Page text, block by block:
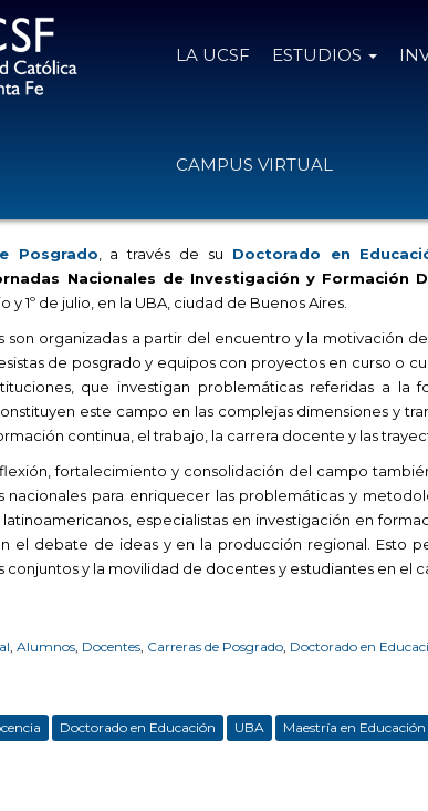
LA UCSF ESTUDIOS
CAMPUS VIRTUAL
Posgrado , a través de su Doctorado en
Nacionales de Investigación y Formación
y 1º de julio, en la UBA, ciudad de Buenos Aires.
son organizadas a partir del encuentro y la motivación
de posgrado y equipos con proyectos en curso o
que investigan problemáticas referidas a la
este campo en las complejas dimensiones y
continua, el trabajo, la carrera docente y las
fortalecimiento y consolidación del campo
nacionales para enriquecer las problemáticas y
especialistas en investigación en
el debate de ideas y en la producción regional. Esto
y la movilidad de docentes y estudiantes en el
, Alumnos, Docentes, Carreras de Posgrado, Doctorado en
Doctorado en Educación UBA Maestría en Educación